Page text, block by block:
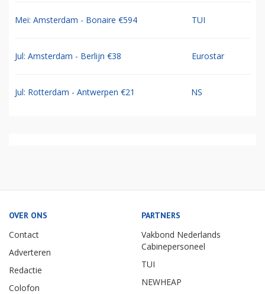
Mei: Amsterdam - Bonaire €594 TUI
Jul: Amsterdam - Berlijn €38 Eurostar
Jul: Rotterdam - Antwerpen €21 NS
OVER ONS
Contact
Adverteren
Redactie
Colofon
PARTNERS
Vakbond Nederlands
Cabinepersoneel
TUI
NEWHEAP